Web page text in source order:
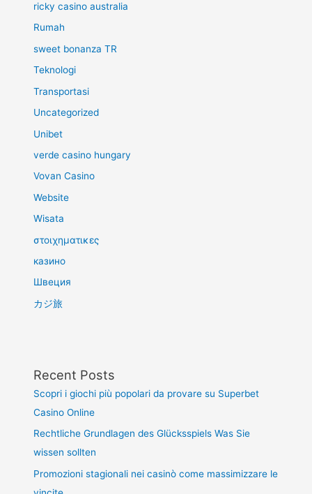
ricky casino australia
Rumah
sweet bonanza TR
Teknologi
Transportasi
Uncategorized
Unibet
verde casino hungary
Vovan Casino
Website
Wisata
στοιχηματικες
казино
Швеция
カジ旅
Recent Posts
Scopri i giochi più popolari da provare su Superbet
Casino Online
Rechtliche Grundlagen des Glücksspiels Was Sie
wissen sollten
Promozioni stagionali nei casinò come massimizzare le